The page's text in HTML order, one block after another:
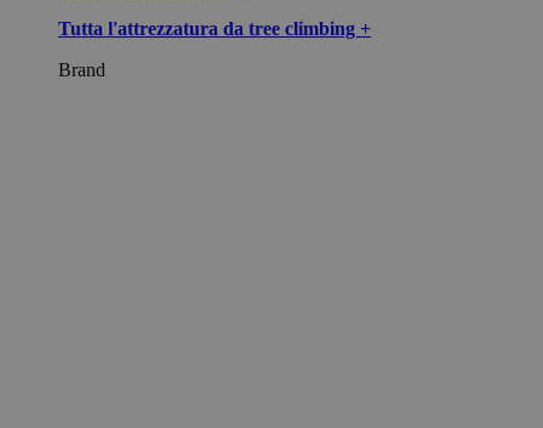
Tutta l'attrezzatura da tree climbing +
Brand